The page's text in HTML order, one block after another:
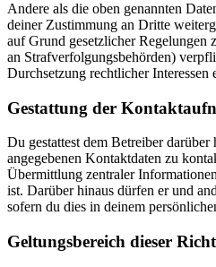
Andere als die oben genannten
deiner Zustimmung an Dritte
auf Grund gesetzlicher Regelungen
an Strafverfolgungsbehörden)
Durchsetzung rechtlicher Interessen
Gestattung der
Du gestattest dem Betreiber
angegebenen Kontaktdaten zu
Übermittlung zentraler
ist. Darüber hinaus dürfen er und
sofern du dies in deinem
Geltungsbereich dieser